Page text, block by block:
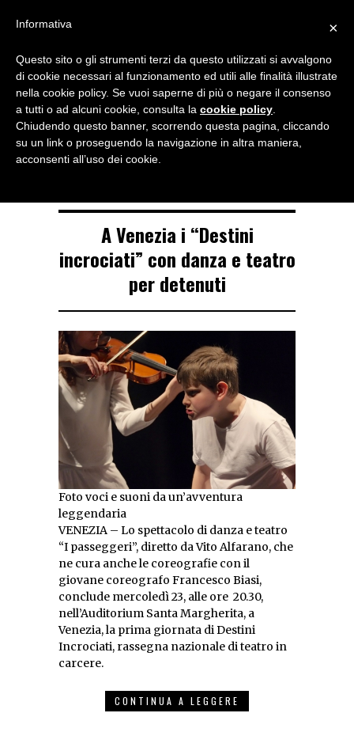
NOTIZIE DI DANZA IN ITALIA E ALL’ESTERO, PER DANZATORI,
TAG ARCHIVE
Destini incrociati
A Venezia i “Destini
incrociati” con danza e teatro
per detenuti
Foto voci e suoni da un’avventura
leggendaria
VENEZIA – Lo spettacolo di danza e teatro
“I passeggeri”, diretto da Vito Alfarano, che
ne cura anche le coreografie con il
giovane coreografo Francesco Biasi,
conclude mercoledì 23, alle ore 20.30,
nell’Auditorium Santa Margherita, a
Venezia, la prima giornata di Destini
Incrociati, rassegna nazionale di teatro in
carcere.
CONTINUA A LEGGERE
×
Informativa
Questo sito o gli strumenti terzi da questo utilizzati si avvalgono
di cookie necessari al funzionamento ed utili alle finalità illustrate
nella cookie policy. Se vuoi saperne di più o negare il consenso
a tutti o ad alcuni cookie, consulta la cookie policy
Chiudendo questo banner, scorrendo questa pagina, cliccando
su un link o proseguendo la navigazione in altra maniera,
acconsenti all’uso dei cookie.